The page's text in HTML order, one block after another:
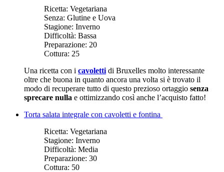
Ricetta: Vegetariana
Senza: Glutine e Uova
Stagione: Inverno
Difficoltà: Bassa
Preparazione: 20
Cottura: 25
Una ricetta con i cavoletti di Bruxelles molto interessante
oltre che buona in quanto ancora una volta si è trovato il
modo di recuperare tutto di questo prezioso ortaggio senza
sprecare nulla e ottimizzando così anche l’acquisto fatto!
Torta salata integrale con cavoletti e fontina
Ricetta: Vegetariana
Stagione: Inverno
Difficoltà: Media
Preparazione: 30
Cottura: 50